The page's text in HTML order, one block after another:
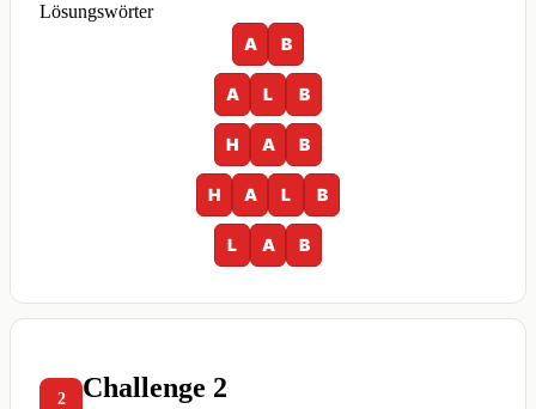
Lösungswörter
A
B
A L B
H A B
H A L B
L A B
2 Challenge 2